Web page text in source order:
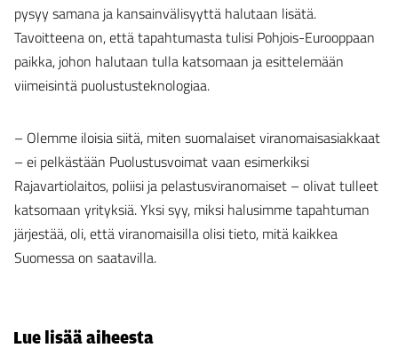
pysyy samana ja kansainvälisyyttä halutaan lisätä.
Tavoitteena on, että tapahtumasta tulisi Pohjois-Eurooppaan
paikka, johon halutaan tulla katsomaan ja esittelemään
viimeisintä puolustusteknologiaa.
– Olemme iloisia siitä, miten suomalaiset viranomaisasiakkaat
– ei pelkästään Puolustusvoimat vaan esimerkiksi
Rajavartiolaitos, poliisi ja pelastusviranomaiset – olivat tulleet
katsomaan yrityksiä. Yksi syy, miksi halusimme tapahtuman
järjestää, oli, että viranomaisilla olisi tieto, mitä kaikkea
Suomessa on saatavilla.
Lue lisää aiheesta